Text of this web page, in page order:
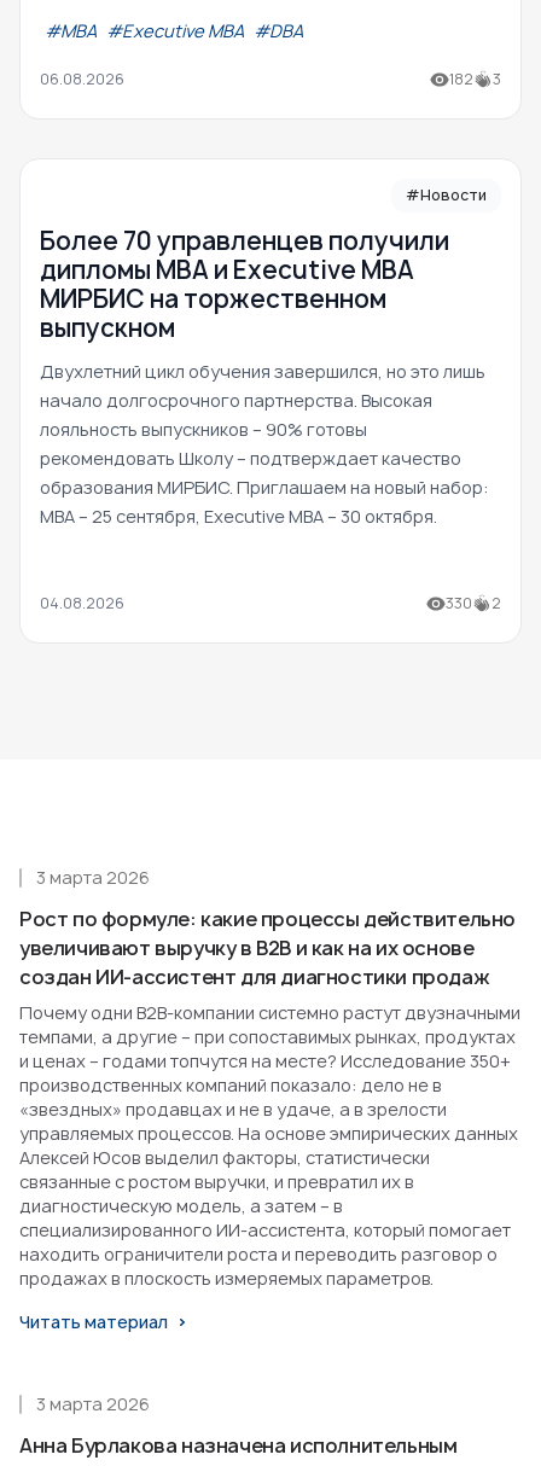
#МВА #Executive MBA #DBA
06.08.2026 182 3
#Новости
Более 70 управленцев получили
дипломы MBA и Executive MBA
МИРБИС на торжественном
выпускном
Двухлетний цикл обучения завершился, но это лишь
начало долгосрочного партнерства. Высокая
лояльность выпускников – 90% готовы
рекомендовать Школу – подтверждает качество
образования МИРБИС. Приглашаем на новый набор:
MBA – 25 сентября, Executive MBA – 30 октября.
04.08.2026 330 2
Рост по формуле: какие процессы действительно
увеличивают выручку в B2B и как на их основе
создан ИИ-ассистент для диагностики продаж
3 марта 2026
Почему одни B2B-компании системно растут двузначными
темпами, а другие – при сопоставимых рынках, продуктах
и ценах – годами топчутся на месте? Исследование 350+
производственных компаний показало: дело не в
«звездных» продавцах и не в удаче, а в зрелости
управляемых процессов. На основе эмпирических данных
Алексей Юсов выделил факторы, статистически
связанные с ростом выручки, и превратил их в
диагностическую модель, а затем – в
специализированного ИИ-ассистента, который помогает
находить ограничители роста и переводить разговор о
продажах в плоскость измеряемых параметров.
Читать материал
Анна Бурлакова назначена исполнительным
3 марта 2026